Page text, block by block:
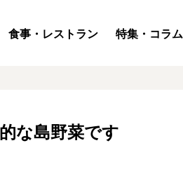
食事・レストラン 特集・コラム
な島野菜です